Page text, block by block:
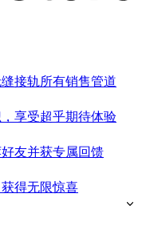
接轨所有销售管道
享受超乎期待体验
友并获专属回馈
得无限惊喜